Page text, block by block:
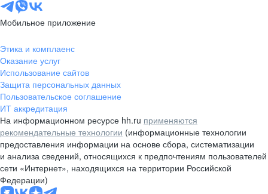
Мобильное приложение
Этика и комплаенс
Оказание услуг
Использование сайтов
Защита персональных данных
Пользовательское соглашение
ИТ аккредитация
На информационном ресурсе hh.ru применяются
рекомендательные технологии (информационные технологии
предоставления информации на основе сбора, систематизации
и анализа сведений, относящихся к предпочтениям пользователей
сети «Интернет», находящихся на территории Российской
Федерации)